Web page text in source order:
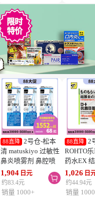
88直降 2号仓-松本
清 matuskiyo 过敏性
鼻炎喷雾剂 鼻腔喷
雾 缓解鼻塞流涕
30ml【第2类医药
品】 3个装
1,904 日元
约83.4元

销量 1000+
88直降
2
ROHTO
药水EX
药水
【第2类
【寒冷地
1,026 日
约44.94元
销量